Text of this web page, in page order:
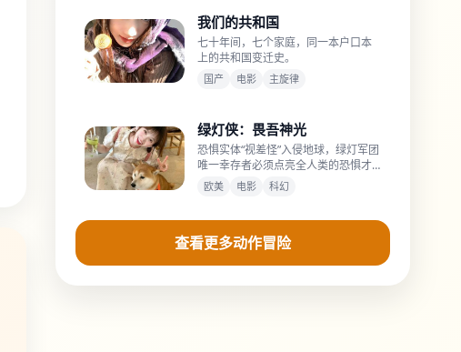
我们的共和国
七十年间，七个家庭，同一本户口本
上的共和国变迁史。
国产 电影 主旋律
绿灯侠：畏吾神光
恐惧实体“视差怪”入侵地球，绿灯军团
唯一幸存者必须点亮全人类的恐惧才
能召唤远古守护者。
欧美 电影 科幻
查看更多动作冒险